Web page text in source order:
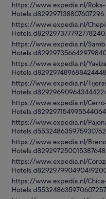
https://www.expedia.nl/Roka-
https://www.expedia.nl/
https://www.expedia.nl/
https://www.expedia.nl/
https://www.expedia.nl/
https://www.expedia.nl/
https://www.expedia.nl/
https://www.expedia.nl/
https://www.expedia.nl/
https://www.expedia.nl/Chica-